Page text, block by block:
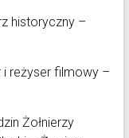
historyczny –
reżyser filmowy –
Żołnierzy